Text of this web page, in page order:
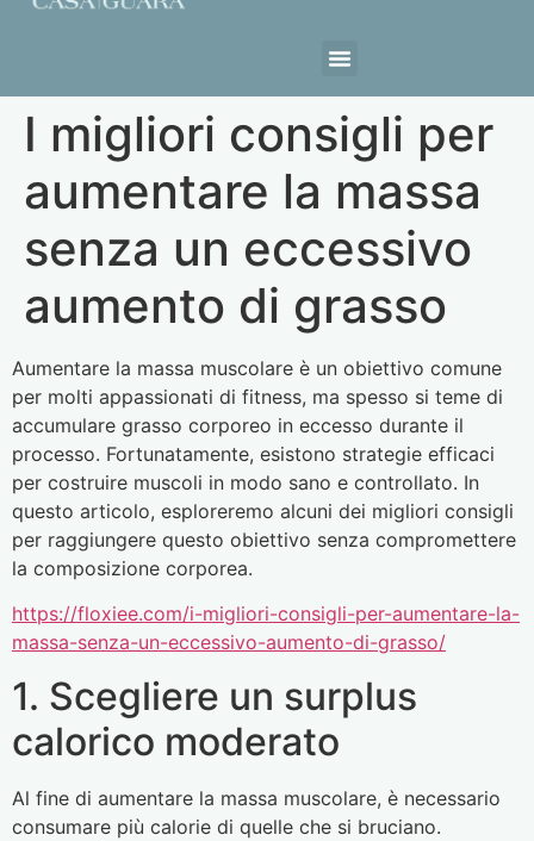
I migliori consigli per
aumentare la massa
senza un eccessivo
aumento di grasso
Aumentare la massa muscolare è un obiettivo comune
per molti appassionati di fitness, ma spesso si teme di
accumulare grasso corporeo in eccesso durante il
processo. Fortunatamente, esistono strategie efficaci
per costruire muscoli in modo sano e controllato. In
questo articolo, esploreremo alcuni dei migliori consigli
per raggiungere questo obiettivo senza compromettere
la composizione corporea.
https://floxiee.com/i-migliori-consigli-per-aumentare-la-
massa-senza-un-eccessivo-aumento-di-grasso/
1. Scegliere un surplus
calorico moderato
Al fine di aumentare la massa muscolare, è necessario
consumare più calorie di quelle che si bruciano.